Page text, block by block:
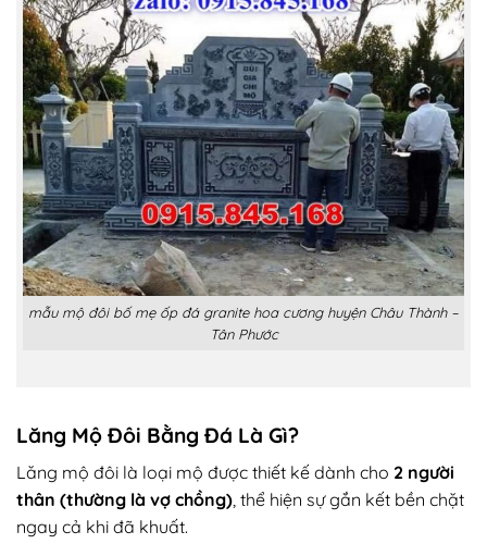
mẫu mộ đôi bố mẹ ốp đá granite hoa cương huyện Châu Thành –
Tân Phước
Lăng Mộ Đôi Bằng Đá Là Gì?
Lăng mộ đôi là loại mộ được thiết kế dành cho 2 người
thân (thường là vợ chồng), thể hiện sự gắn kết bền chặt
ngay cả khi đã khuất.